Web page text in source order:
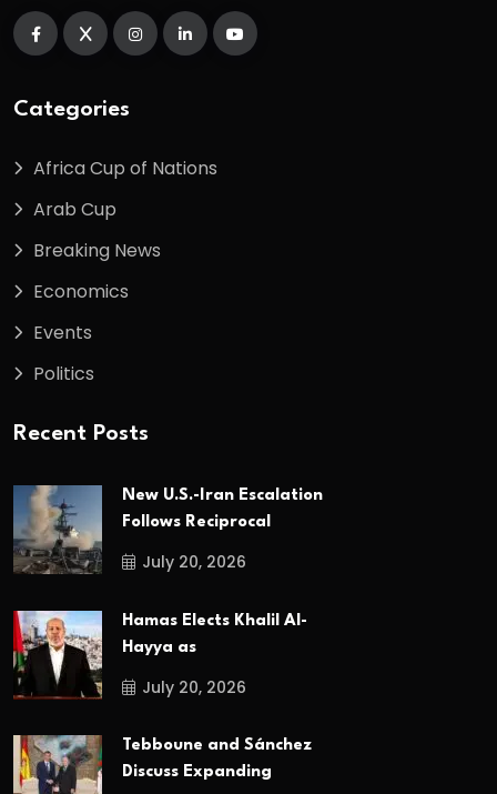
Categories
Africa Cup of Nations
Arab Cup
Breaking News
Economics
Events
Politics
Recent Posts
New U.S.-Iran Escalation
Follows Reciprocal
July 20, 2026
Hamas Elects Khalil Al-
Hayya as
July 20, 2026
Tebboune and Sánchez
Discuss Expanding